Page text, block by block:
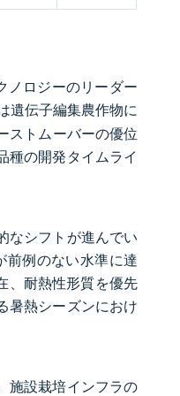
ノロジーのリーダー
遺伝子編集農作物に
ストムーバーの優位
種の開発タイムライ
なシフトが進んでい
前例のない水準に達
、耐熱性形質を優先
暑熱シーズンにおけ
施設栽培インフラの